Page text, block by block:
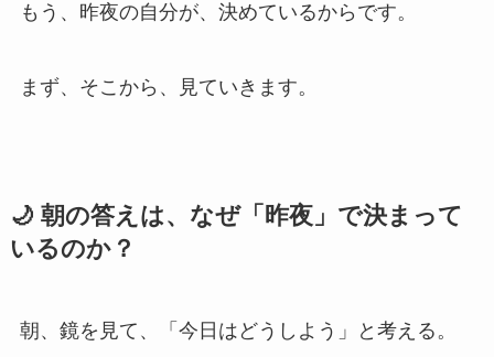
もう、昨夜の自分が、決めているからです。
まず、そこから、見ていきます。
🌙 朝の答えは、なぜ「昨夜」で決まって
いるのか？
朝、鏡を見て、「今日はどうしよう」と考える。